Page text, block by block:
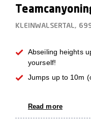
KLEINWALSERTAL,
Abseiling heights
yourself!
Jumps up to 10m
Read more